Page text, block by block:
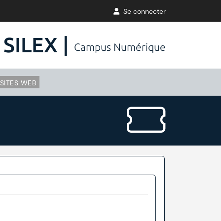
Se connecter
SILEX | Campus Numérique
WEB